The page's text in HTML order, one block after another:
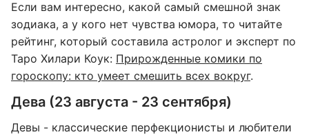
Если вам интересно, какой самый смешной знак
зодиака, а у кого нет чувства юмора, то читайте
рейтинг, который составила астролог и эксперт по
Таро Хилари Коук: Прирожденные комики по
гороскопу: кто умеет смешить всех вокруг.
Дева (23 августа - 23 сентября)
Девы - классические перфекционисты и любители